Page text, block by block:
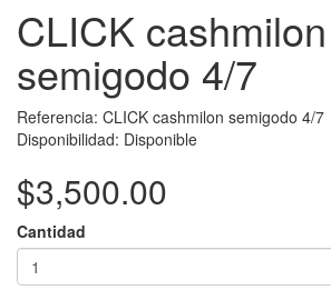
CLICK cashmilon
semigodo 4/7
Referencia: CLICK cashmilon semigodo 4/7
Disponibilidad: Disponible
$3,500.00
Cantidad